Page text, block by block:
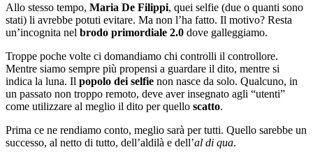
Allo stesso tempo, Maria De Filippi, quei selfie (due o quanti sono
stati) li avrebbe potuti evitare. Ma non l’ha fatto. Il motivo? Resta
un’incognita nel brodo primordiale 2.0 dove galleggiamo.
Troppe poche volte ci domandiamo chi controlli il controllore.
Mentre siamo sempre più propensi a guardare il dito, mentre si
indica la luna. Il popolo dei selfie non nasce da solo. Qualcuno, in
un passato non troppo remoto, deve aver insegnato agli “utenti”
come utilizzare al meglio il dito per quello scatto.
Prima ce ne rendiamo conto, meglio sarà per tutti. Quello sarebbe un
successo, al netto di tutto, dell’aldilà e dell’al di qua.